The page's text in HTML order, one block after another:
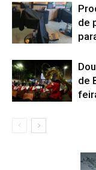
de
de